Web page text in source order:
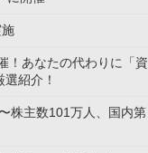
！あなたの代わりに「資
紹介！
株主数101万人、国内第